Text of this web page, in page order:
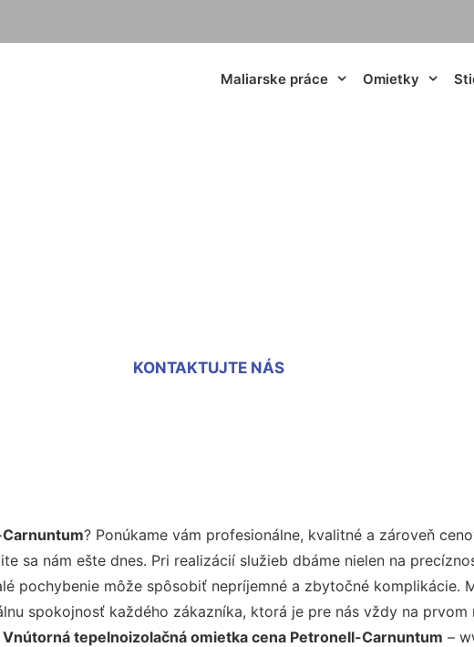
Maliarske práce Omietky
KONTAKTUJTE NÁS
? Ponúkame vám profesionálne, kvalitné a zároveň
sa nám ešte dnes. Pri realizácií služieb dbáme nielen na
pochybenie môže spôsobiť nepríjemné a zbytočné komplikácie.
spokojnosť každého zákazníka, ktorá je pre nás vždy na
Vnútorná tepelnoizolačná omietka cena Petronell-Carnuntum –